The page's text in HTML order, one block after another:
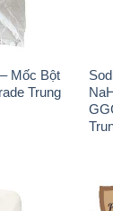
Mốc Bột
Trung